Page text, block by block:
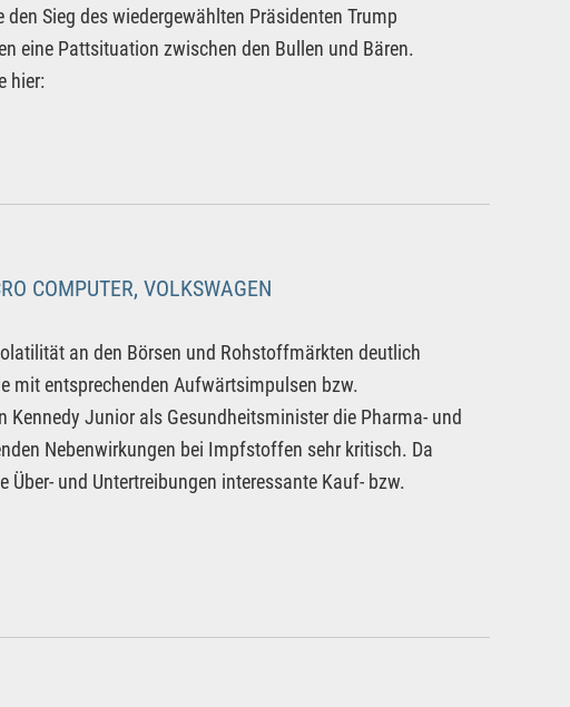
Sieg des wiedergewählten Präsidenten Trump
eine Pattsituation zwischen den Bullen und Bären.
hier:
COMPUTER, VOLKSWAGEN
an den Börsen und Rohstoffmärkten deutlich
mit entsprechenden Aufwärtsimpulsen bzw.
Junior als Gesundheitsminister die Pharma- und
Nebenwirkungen bei Impfstoffen sehr kritisch. Da
Über- und Untertreibungen interessante Kauf- bzw.